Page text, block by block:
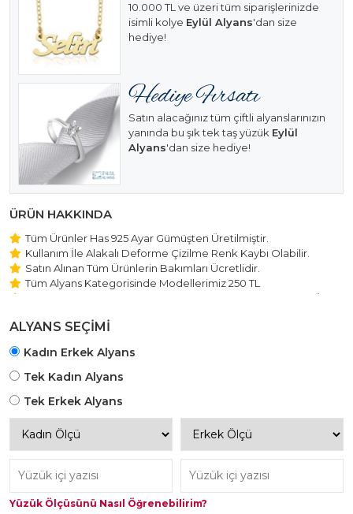
10.000 TL ve üzeri tüm siparişlerinizde
isimli kolye Eylül Alyans'dan size
hediye!
Satın alacağınız tüm çiftli alyanslarınızın
yanında bu şık tek taş yüzük Eylül
Alyans'dan size hediye!
ÜRÜN HAKKINDA
Tüm Ürünler Has 925 Ayar Gümüşten Üretilmiştir.
Kullanım İle Alakalı Deforme Çizilme Renk Kaybı Olabilir.
Satın Alınan Tüm Ürünlerin Bakımları Ücretlidir.
Tüm Alyans Kategorisinde Modellerimiz 250 TL
Beştaş Tektaş Kolye ve Bileklik Modellerimiz 150 TL Sabit Ücret
ALYANS SEÇİMİ
Kadın Erkek Alyans
Tek Kadın Alyans
Tek Erkek Alyans
Yüzük Ölçüsünü Nasıl Öğrenebilirim?